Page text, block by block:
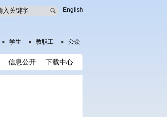
English
学生 教职工 公众
信息公开 下载中心